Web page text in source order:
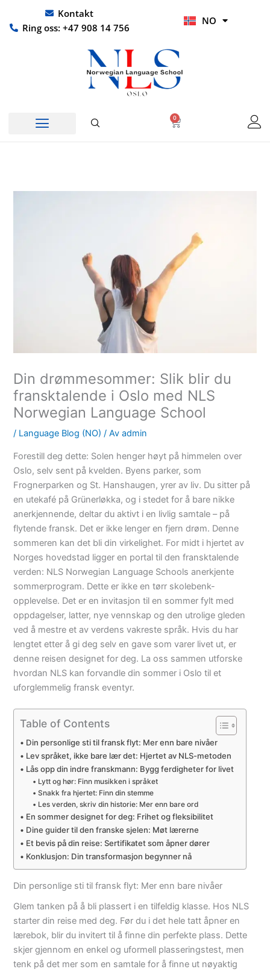
rett
Kontakt
Ring oss: +47 908 14 756
NO
HI
0
Handlekurv
Din drømmesommer: Slik blir du
fransktalende i Oslo med NLS
Norwegian Language School
/ Language Blog (NO) / Av admin
Forestill deg dette: Solen henger høyt på himmelen over
Oslo, selv sent på kvelden. Byens parker, som
Frognerparken og St. Hanshaugen, yrer av liv. Du sitter på
en utekafé på Grünerløkka, og i stedet for å bare nikke
anerkjennende, deltar du aktivt i en livlig samtale – på
flytende fransk. Det er ikke lenger en fjern drøm. Denne
sommeren kan det bli din virkelighet. For midt i hjertet av
Norges hovedstad ligger en portal til den fransktalende
verden: NLS Norwegian Language Schools anerkjente
sommerprogram. Dette er ikke en tørr skolebenk-
opplevelse. Det er en invitasjon til en sommer fylt med
oppdagelser, latter, nye vennskap og den utrolige gleden
ved å mestre et av verdens vakreste språk. Hvis du har
lengtet etter å gi deg selv en gave som varer livet ut, er
denne reisen designet for deg. La oss sammen utforske
hvordan NLS kan forvandle din sommer i Oslo til et
uforglemmelig fransk eventyr.
Table of Contents
Din personlige sti til fransk flyt: Mer enn bare nivåer
Lev språket, ikke bare lær det: Hjertet av NLS-metoden
Lås opp din indre franskmann: Bygg ferdigheter for livet
Lytt og hør: Finn musikken i språket
Snakk fra hjertet: Finn din stemme
Les verden, skriv din historie: Mer enn bare ord
En sommer designet for deg: Frihet og fleksibilitet
Dine guider til den franske sjelen: Møt lærerne
Et bevis på din reise: Sertifikatet som åpner dører
Konklusjon: Din transformasjon begynner nå
Din personlige sti til fransk flyt: Mer enn bare nivåer
Glem tanken på å bli plassert i en tilfeldig klasse. Hos NLS
starter din reise med deg. Før du i det hele tatt åpner en
lærebok, blir du invitert til å finne din perfekte plass. Dette
skjer gjennom en enkel og uformell plasseringstest, men
tenk på det mer som en samtale for å finne ut nøyaktig